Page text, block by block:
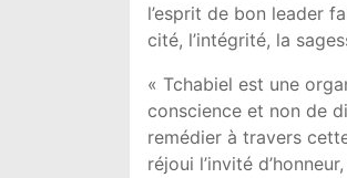
l’esprit de bon leader
cité, l’intégrité, la
« Tchabiel est une
conscience et non de
remédier à travers cette
réjoui l’invité